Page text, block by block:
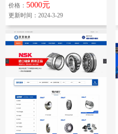
价格： 5000元
更新时间：2024-3-29